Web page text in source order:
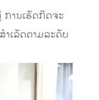
ການເຮັດກິດຈະ
ເລັດຕາມລະດັບ